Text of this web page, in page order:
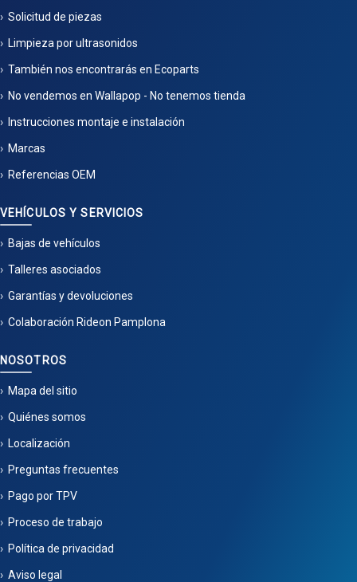
Solicitud de piezas
Limpieza por ultrasonidos
También nos encontrarás en Ecoparts
No vendemos en Wallapop - No tenemos tienda
Instrucciones montaje e instalación
Marcas
Referencias OEM
VEHÍCULOS Y SERVICIOS
Bajas de vehículos
Talleres asociados
Garantías y devoluciones
Colaboración Rideon Pamplona
NOSOTROS
Mapa del sitio
Quiénes somos
Localización
Preguntas frecuentes
Pago por TPV
Proceso de trabajo
Política de privacidad
Aviso legal